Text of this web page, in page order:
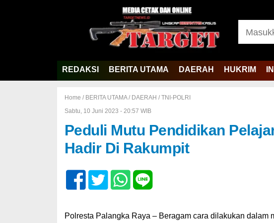
REDAKSI BERITA UTAMA DAERAH HUKRIM
Home / BERITA UTAMA/ DAERAH / TNI-POLRI
Sabtu, 10 Juni 2023 - 20:57 WIB
Peduli Mutu Pendidikan
Hadir Di Rakumpit
Polresta Palangka Raya – Beragam cara dilakukan